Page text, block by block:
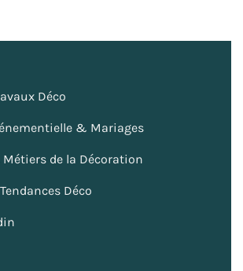
Déco
& Mariages
de la Décoration
Déco